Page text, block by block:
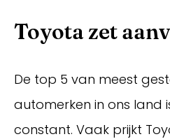
Toyota zet
De top 5 van meest
automerken in ons land
constant. Vaak prijkt